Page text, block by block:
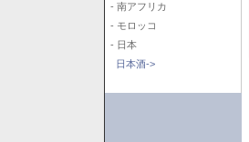
- 南アフリカ
- モロッコ
- 日本
日本酒->